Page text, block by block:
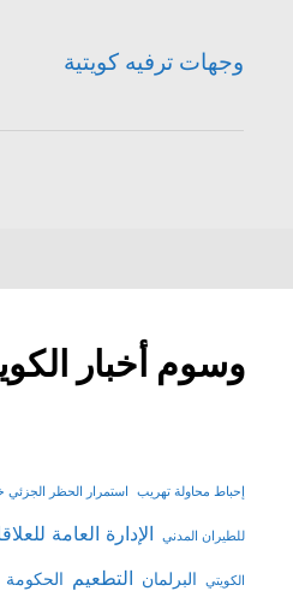
وجهات ترفيه كويتية
وسوم أخبار
إحباط محاولة تهريب استمرار الحظر
للطيران المدني الإدارة العامة
الكويتي البرلمان التطعيم الحكومة